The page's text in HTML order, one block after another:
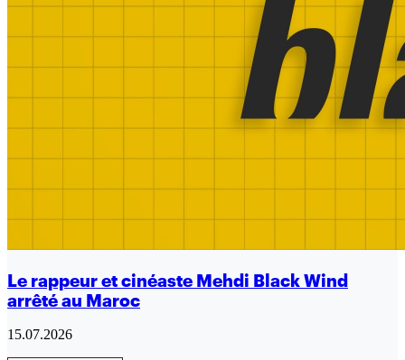
Le rappeur et cinéaste Mehdi Black Wind
arrêté au Maroc
15.07.2026